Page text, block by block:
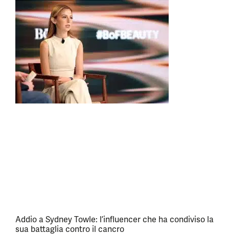
Addio a Sydney Towle: l’influencer che ha condiviso la
sua battaglia contro il cancro